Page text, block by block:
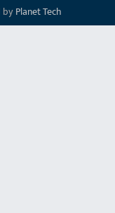
byPlanet Tech